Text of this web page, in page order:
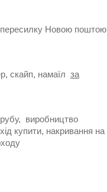
пересилку Новою поштою
скайп, намаїл за
виробництво
купити, накривання на